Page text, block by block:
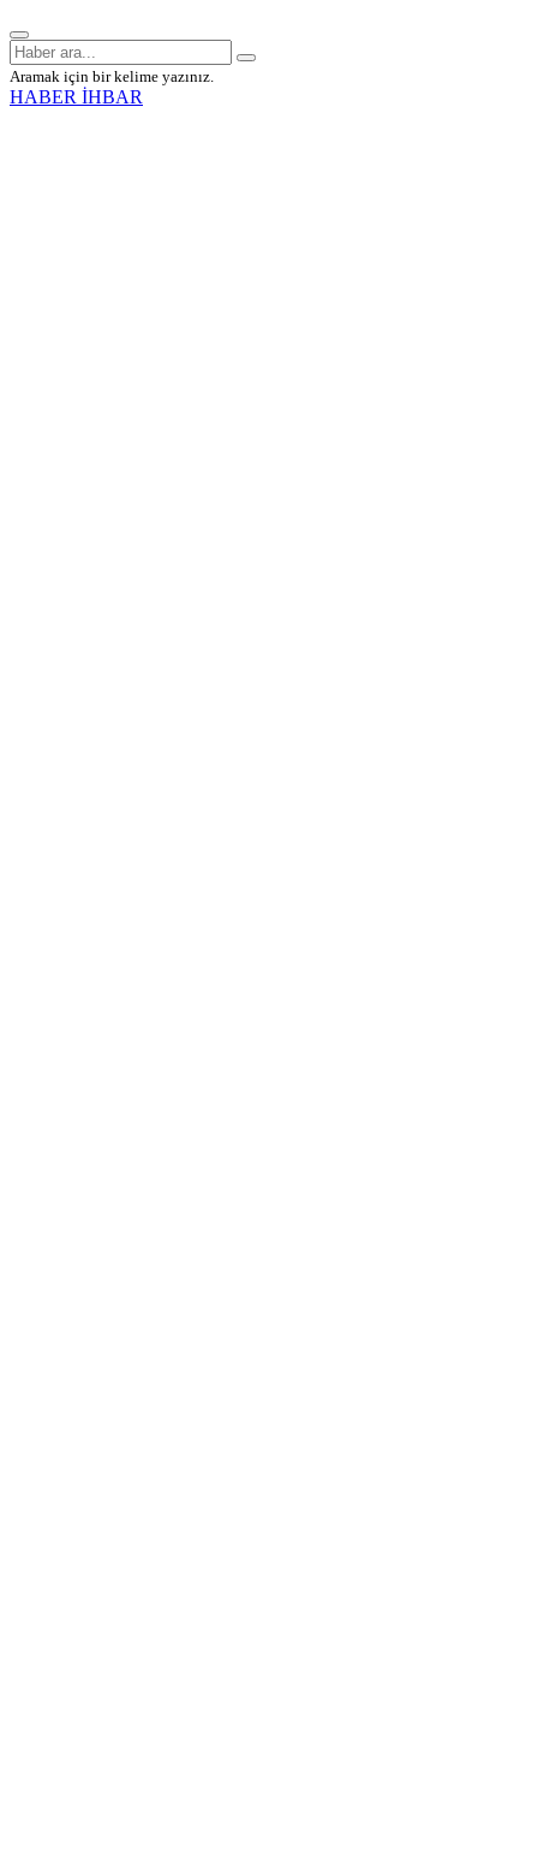
Aramak için bir kelime yazınız.
HABER İHBAR